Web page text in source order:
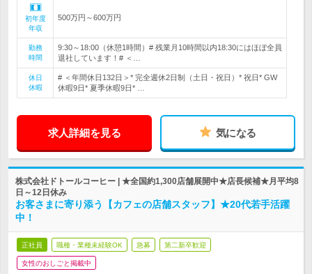
初年度
年収
500万円～600万円
勤務
時間
9:30～18:00（休憩1時間）# 残業月10時間以内18:30にはほぼ全員
退社しています！# ＜…
休日
休暇
# ＜年間休日132日＞* 完全週休2日制（土日・祝日）* 祝日* GW
休暇9日* 夏季休暇9日* …
求人詳細を見る 気になる
株式会社ドトールコーヒー | ★全国約1,300店舗展開中★店長候補★月平均8
日～12日休み
お客さまに寄り添う【カフェの店舗スタッフ】★20代若手活躍
中！
正社員 職種・業種未経験OK 急募 第二新卒歓迎
女性のおしごと掲載中